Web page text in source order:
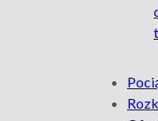
Kolej
skróty